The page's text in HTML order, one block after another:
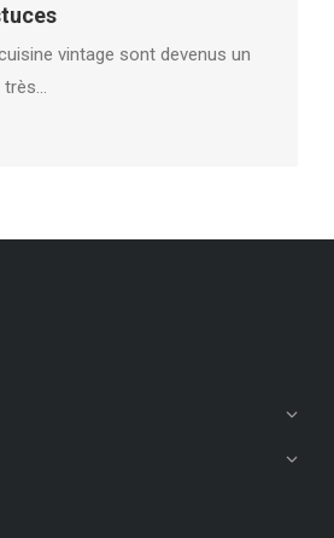
vintage sont devenus un
très…